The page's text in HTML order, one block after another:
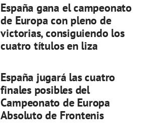
España gana el campeonato
de Europa con pleno de
victorias, consiguiendo los
cuatro títulos en liza
España jugará las cuatro
finales posibles del
Campeonato de Europa
Absoluto de Frontenis